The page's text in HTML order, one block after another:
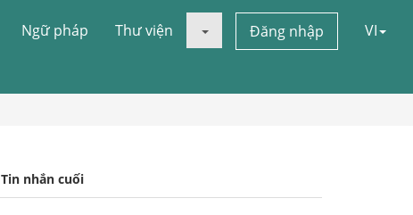
Ngữ pháp Thư viện Đăng nhập VI
Tin nhắn cuối